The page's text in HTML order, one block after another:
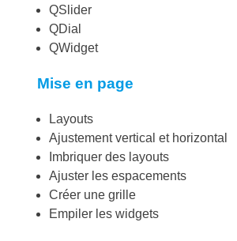
QSlider
QDial
QWidget
Mise en page
Layouts
Ajustement vertical et horizontal
Imbriquer des layouts
Ajuster les espacements
Créer une grille
Empiler les widgets